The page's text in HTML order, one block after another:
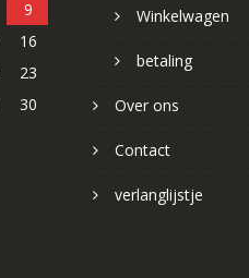
9
16
23
30
Winkelwagen
betaling
Over ons
Contact
verlanglijstje